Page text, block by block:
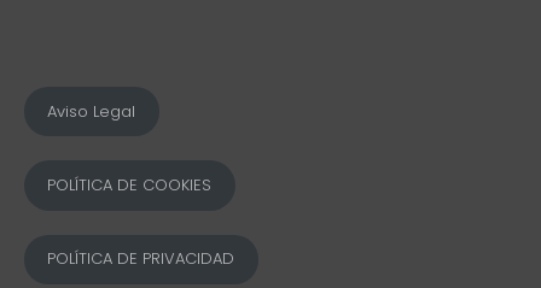
Aviso Legal
POLÍTICA DE COOKIES
POLÍTICA DE PRIVACIDAD